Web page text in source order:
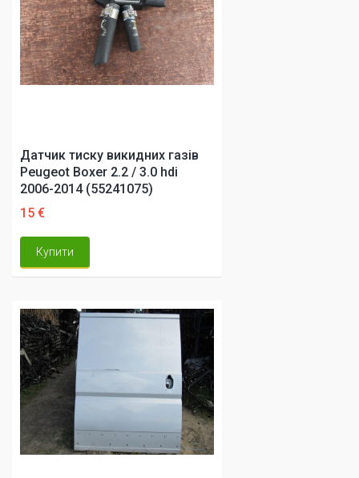
Датчик тиску викидних газів
Peugeot Boxer 2.2 / 3.0 hdi
2006-2014 (55241075)
15 €
Купити